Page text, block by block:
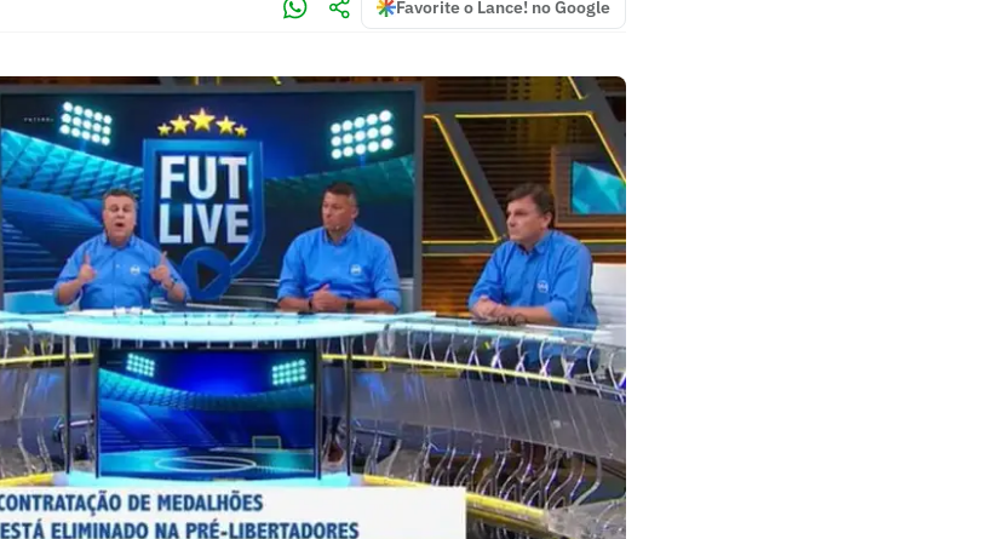
Favorite o Lance! no Google